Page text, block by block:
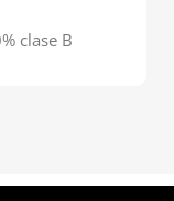
clase B